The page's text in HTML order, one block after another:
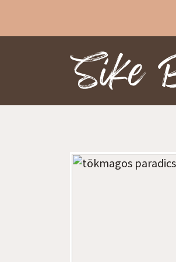
Sike Betti Kezdőlap